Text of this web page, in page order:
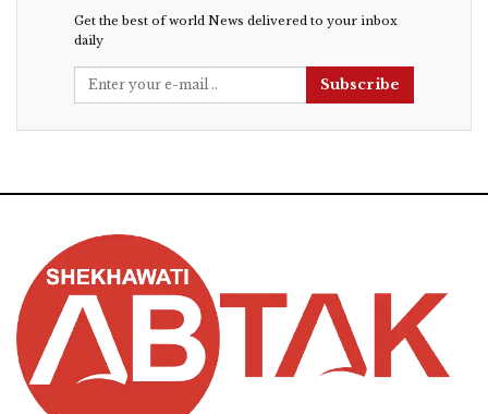
Get the best of world News delivered to your inbox
daily
Subscribe